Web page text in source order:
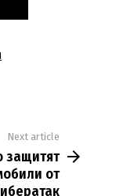
Next article
защитят
от